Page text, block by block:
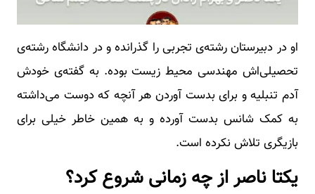
او در دبیرستان رشته‌ی تجربی را گذرانده و در دانشگاه رشته‌ی
تحصیلی‌اش مهندسی محیط زیست بوده. به گفته‌ی خودش
آدم تنبلیه و برای بدست آوردن هر آنچه که دوست می‌داشته
به کمک شانس بدست آورده و به همین خاطر خیلی برای
بازیگری تلاش نکرده است.
یکتا ناصر از چه زمانی شروع کرد؟